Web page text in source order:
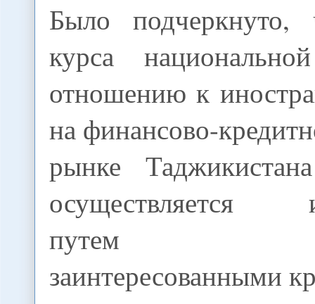
Было подчеркнуто,
курса
отношению к
на финансово-
рынке
осуществляется
путем
заинтересованными